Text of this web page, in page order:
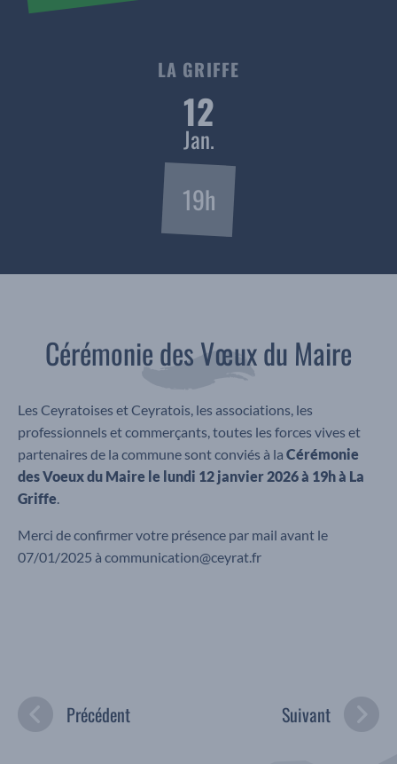
LA GRIFFE
12
Jan.
19h
Cérémonie des Vœux du Maire
Les Ceyratoises et Ceyratois, les associations, les
professionnels et commerçants, toutes les forces vives et
partenaires de la commune sont conviés à la Cérémonie
des Voeux du Maire le lundi 12 janvier 2026 à 19h à La
Griffe
Merci de confirmer votre présence par mail avant le
07/01/2025 à communication@ceyrat.fr
Précédent Suivant